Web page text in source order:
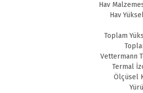
Hav
Hav
Toplam
Vettermann
Termal
Ölçüsel